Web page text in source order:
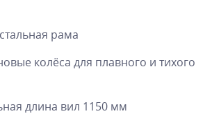
рама
колёса для плавного и тихого
длина вил 1150 мм